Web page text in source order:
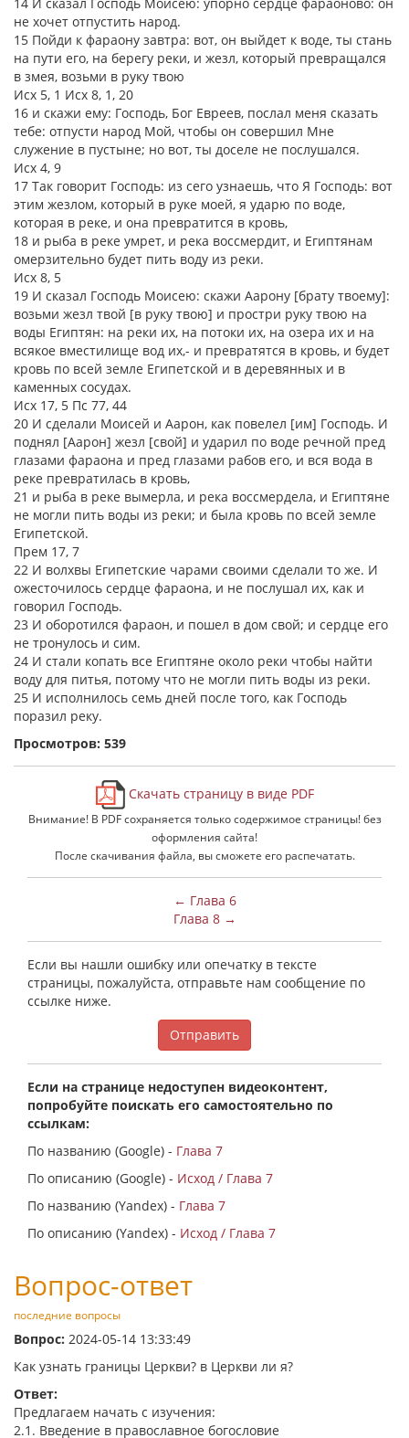
не хочет отпустить народ.
15 Пойди к фараону завтра: вот, он выйдет к воде, ты стань
на пути его, на берегу реки, и жезл, который превращался
в змея, возьми в руку твою
Исх 5, 1 Исх 8, 1, 20
16 и скажи ему: Господь, Бог Евреев, послал меня сказать
тебе: отпусти народ Мой, чтобы он совершил Мне
служение в пустыне; но вот, ты доселе не послушался.
Исх 4, 9
17 Так говорит Господь: из сего узнаешь, что Я Господь: вот
этим жезлом, который в руке моей, я ударю по воде,
которая в реке, и она превратится в кровь,
18 и рыба в реке умрет, и река воссмердит, и Египтянам
омерзительно будет пить воду из реки.
Исх 8, 5
19 И сказал Господь Моисею: скажи Аарону [брату твоему]:
возьми жезл твой [в руку твою] и простри руку твою на
воды Египтян: на реки их, на потоки их, на озера их и на
всякое вместилище вод их,- и превратятся в кровь, и будет
кровь по всей земле Египетской и в деревянных и в
каменных сосудах.
Исх 17, 5 Пс 77, 44
20 И сделали Моисей и Аарон, как повелел [им] Господь. И
поднял [Аарон] жезл [свой] и ударил по воде речной пред
глазами фараона и пред глазами рабов его, и вся вода в
реке превратилась в кровь,
21 и рыба в реке вымерла, и река воссмердела, и Египтяне
не могли пить воды из реки; и была кровь по всей земле
Египетской.
Прем 17, 7
22 И волхвы Египетские чарами своими сделали то же. И
ожесточилось сердце фараона, и не послушал их, как и
говорил Господь.
23 И оборотился фараон, и пошел в дом свой; и сердце его
не тронулось и сим.
24 И стали копать все Египтяне около реки чтобы найти
воду для питья, потому что не могли пить воды из реки.
25 И исполнилось семь дней после того, как Господь
поразил реку.
Просмотров: 539
Скачать страницу в виде PDF
Внимание! В PDF сохраняется только содержимое страницы! без
оформления сайта!
После скачивания файла, вы сможете его распечатать.
← Глава 6
Глава 8 →
Если вы нашли ошибку или опечатку в тексте
страницы, пожалуйста, отправьте нам сообщение по
ссылке ниже.
Отправить
Если на странице недоступен видеоконтент,
попробуйте поискать его самостоятельно по
ссылкам:
По названию (Google) - Глава 7
По описанию (Google) - Исход / Глава 7
По названию (Yandex) - Глава 7
По описанию (Yandex) - Исход / Глава 7
Вопрос-ответ
последние вопросы
Вопрос: 2024-05-14 13:33:49
Как узнать границы Церкви? в Церкви ли я?
Ответ:
Предлагаем начать с изучения:
2.1. Введение в православное богословие